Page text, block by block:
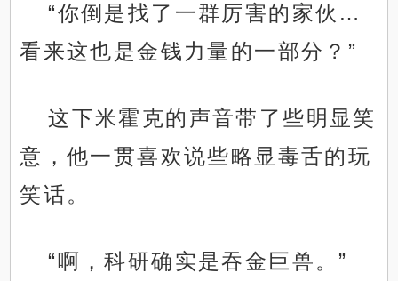
“你倒是找了一群厉害的家伙…
看来这也是金钱力量的一部分？”
这下米霍克的声音带了些明显笑
意，他一贯喜欢说些略显毒舌的玩
笑话。
“啊，科研确实是吞金巨兽。”